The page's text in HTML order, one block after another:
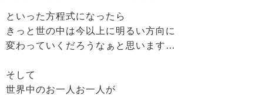
といった方程式になったら
きっと世の中は今以上に明るい方向に
変わっていくだろうなぁと思います…
そして
世界中のお一人お一人が